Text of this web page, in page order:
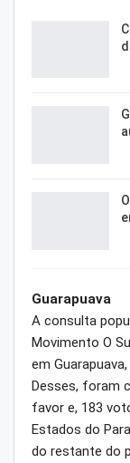
Guarapuava
A consulta
Movimento O
em
Desses, foram
favor e, 183
Estados do
do restante do